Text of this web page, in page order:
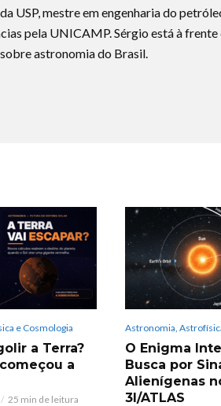
USP, mestre em engenharia do
pela UNICAMP. Sérgio está à frente
astronomia do Brasil.
e Cosmologia
a Terra?
a
25 min de leitura
Astronomia,
O Enigma
Busca por
Alienígenas
3I/ATLAS